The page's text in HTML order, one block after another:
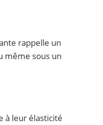
rappelle un
même sous un
à leur élasticité